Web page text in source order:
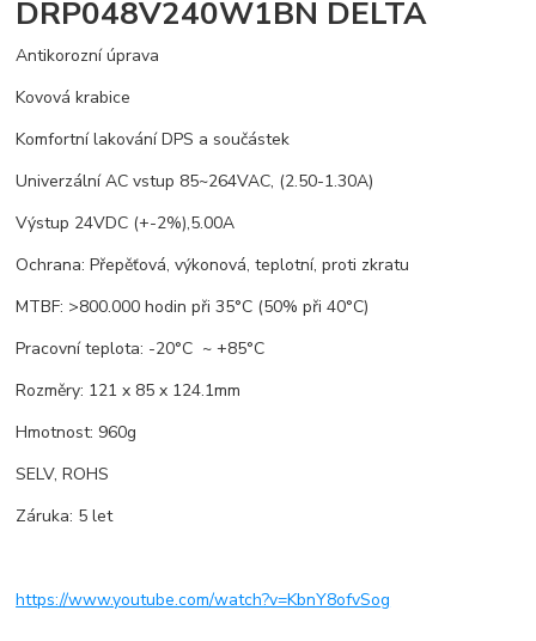
DRP048V240W1BN DELTA
Antikorozní úprava
Kovová krabice
Komfortní lakování DPS a součástek
Univerzální AC vstup 85~264VAC, (2.50-1.30A)
Výstup 24VDC (+-2%),5.00A
Ochrana: Přepěťová, výkonová, teplotní, proti zkratu
MTBF: >800.000 hodin při 35°C (50% při 40°C)
Pracovní teplota: -20°C ~ +85°C
Rozměry: 121 x 85 x 124.1mm
Hmotnost: 960g
SELV, ROHS
Záruka: 5 let
https://www.youtube.com/watch?v=KbnY8ofvSog